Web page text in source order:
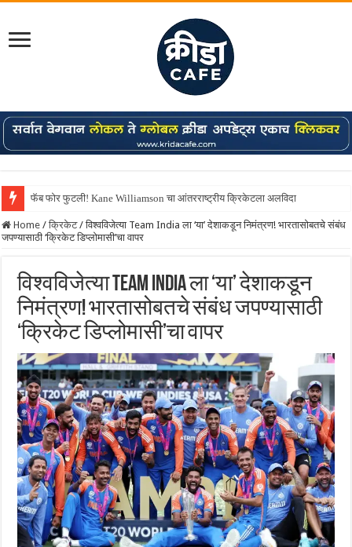
फॅब फोर फुटली! Kane Williamson चा आंतरराष्ट्रीय क्रिकेटला अलविदा
Home / क्रिकेट / विश्वविजेत्या Team India ला ‘या’ देशाकडून निमंत्रण! भारतासोबतचे संबंध
जपण्यासाठी ‘क्रिकेट डिप्लोमासी’चा वापर
विश्वविजेत्या Team India ला ‘या’ देशाकडून
निमंत्रण! भारतासोबतचे संबंध जपण्यासाठी
‘क्रिकेट डिप्लोमासी’चा वापर